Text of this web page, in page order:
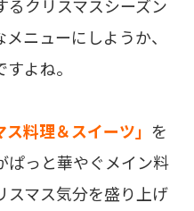
クリスマスシーズン
ニューにしようか、
よね。
ス料理＆スイーツ」 を
ぱっと華やぐメイン料
スマス気分を盛り上げ